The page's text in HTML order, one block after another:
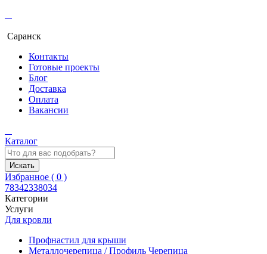
Саранск
Контакты
Готовые проекты
Блог
Доставка
Оплата
Вакансии
Каталог
Искать
Избранное ( 0 )
78342338034
Категории
Услуги
Для кровли
Профнастил для крыши
Металлочерепица / Профиль Черепица